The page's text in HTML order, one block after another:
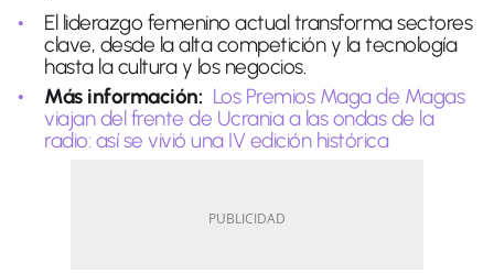
El liderazgo femenino actual transforma sectores
clave, desde la alta competición y la tecnología
hasta la cultura y los negocios.
Más información: Los Premios Maga de Magas
viajan del frente de Ucrania a las ondas de la
radio: así se vivió una IV edición histórica